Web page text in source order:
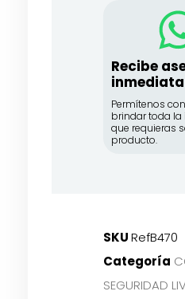
Recibe
inmediata
Permítenos
brindar toda
que requieras
producto.
SKURefB470
Categoría
SEGURIDAD